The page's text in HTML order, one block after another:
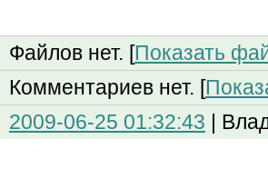
Файлов нет. [Показать
Комментариев нет. [
2009-06-25 01:32:43 |